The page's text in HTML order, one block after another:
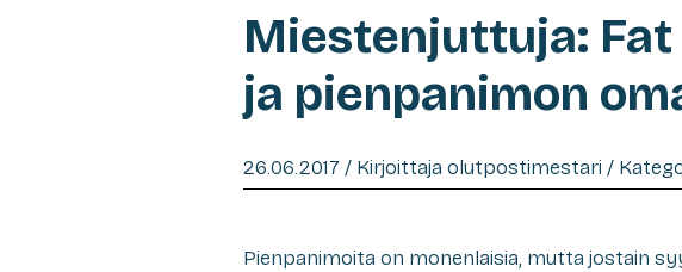
Miestenjuttuja:
ja pienpanimon
26.06.2017 / Kirjoittaja olutpostimestari /
Pienpanimoita on monenlaisia, mutta jostain